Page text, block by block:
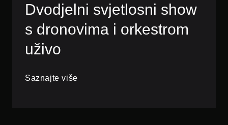
Dvodjelni svjetlosni show
s dronovima i orkestrom
uživo
Saznajte više